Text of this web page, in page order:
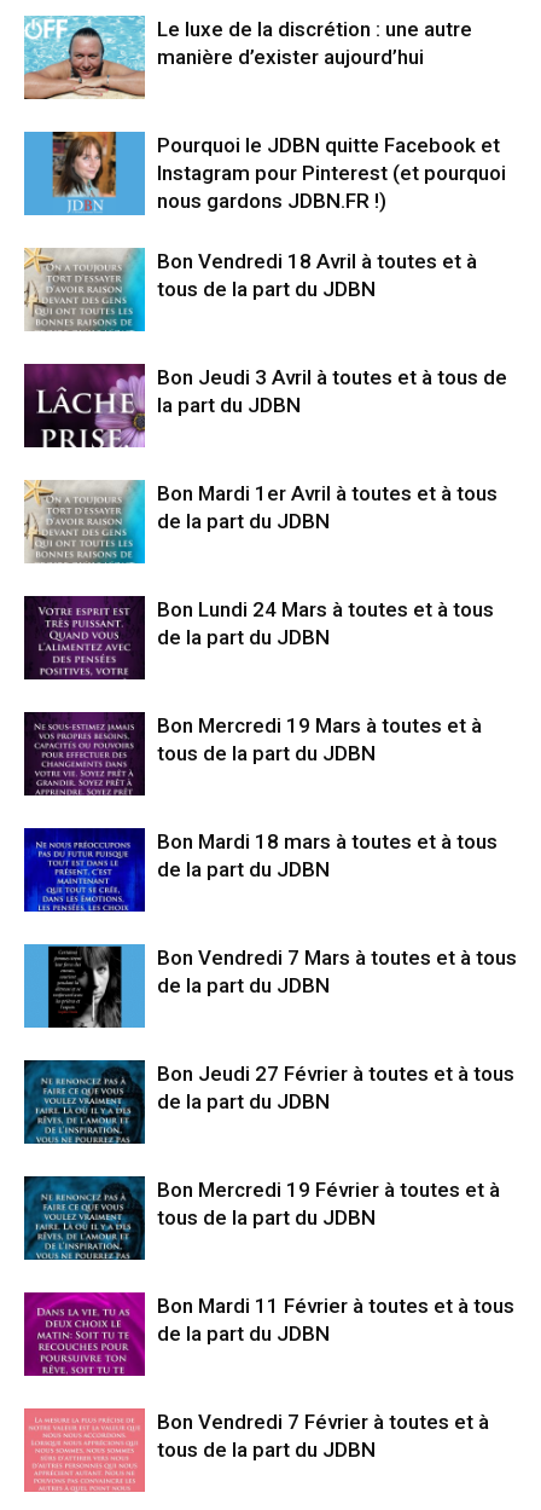
Le luxe de la discrétion : une autre
manière d’exister aujourd’hui
Pourquoi le JDBN quitte Facebook et
Instagram pour Pinterest (et pourquoi
nous gardons JDBN.FR !)
Bon Vendredi 18 Avril à toutes et à
tous de la part du JDBN
Bon Jeudi 3 Avril à toutes et à tous de
la part du JDBN
Bon Mardi 1er Avril à toutes et à tous
de la part du JDBN
Bon Lundi 24 Mars à toutes et à tous
de la part du JDBN
Bon Mercredi 19 Mars à toutes et à
tous de la part du JDBN
Bon Mardi 18 mars à toutes et à tous
de la part du JDBN
Bon Vendredi 7 Mars à toutes et à tous
de la part du JDBN
Bon Jeudi 27 Février à toutes et à tous
de la part du JDBN
Bon Mercredi 19 Février à toutes et à
tous de la part du JDBN
Bon Mardi 11 Février à toutes et à tous
de la part du JDBN
Bon Vendredi 7 Février à toutes et à
tous de la part du JDBN